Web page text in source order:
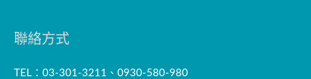
聯絡方式
TEL：03-301-3211、0930-580-980